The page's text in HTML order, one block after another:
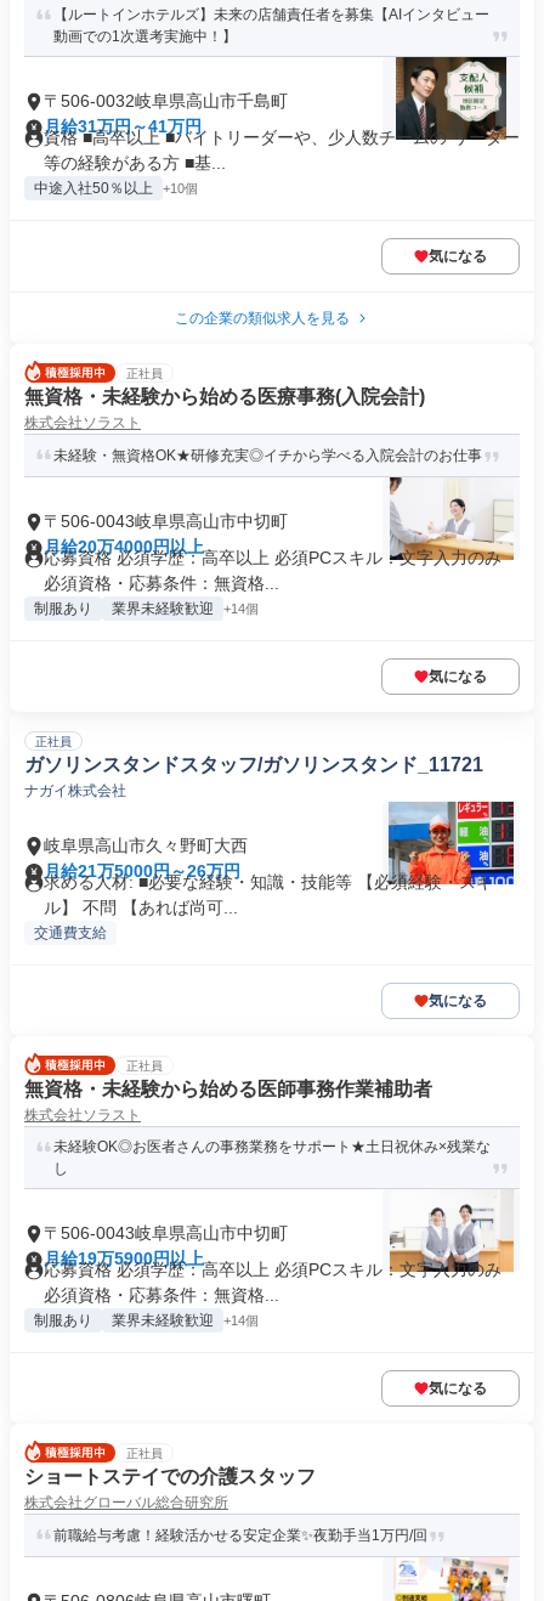
【ルートインホテルズ】未来の店舗責任者を募集【AIインタビュー
動画での1次選考実施中！】
〒506-0032岐阜県高山市千島町
月給31万円～41万円
資格 ■高卒以上 ■バイトリーダーや、少人数チームの リーダー
等の経験がある方 ■基...
中途入社50％以上 +10個
気になる
この企業の類似求人を見る
正社員
無資格・未経験から始める医療事務(入院会計)
株式会社ソラスト
未経験・無資格OK★研修充実◎イチから学べる入院会計のお仕事
〒506-0043岐阜県高山市中切町
月給20万4000円以上
応募資格 必須学歴：高卒以上 必須PCスキル：文字入力のみ
必須資格・応募条件：無資格...
制服あり 業界未経験歓迎 +14個
気になる
正社員
ガソリンスタンドスタッフ/ガソリンスタンド_11721
ナガイ株式会社
岐阜県高山市久々野町大西
月給21万5000円～26万円
求める人材: ■必要な経験・知識・技能等 【必須経験・スキ
ル】 不問 【あれば尚可...
交通費支給
気になる
正社員
無資格・未経験から始める医師事務作業補助者
株式会社ソラスト
未経験OK◎お医者さんの事務業務をサポート★土日祝休み×残業な
し
〒506-0043岐阜県高山市中切町
月給19万5900円以上
応募資格 必須学歴：高卒以上 必須PCスキル：文字入力のみ
必須資格・応募条件：無資格...
制服あり 業界未経験歓迎 +14個
気になる
正社員
ショートステイでの介護スタッフ
株式会社グローバル総合研究所
前職給与考慮！経験活かせる安定企業✨️夜勤手当1万円/回